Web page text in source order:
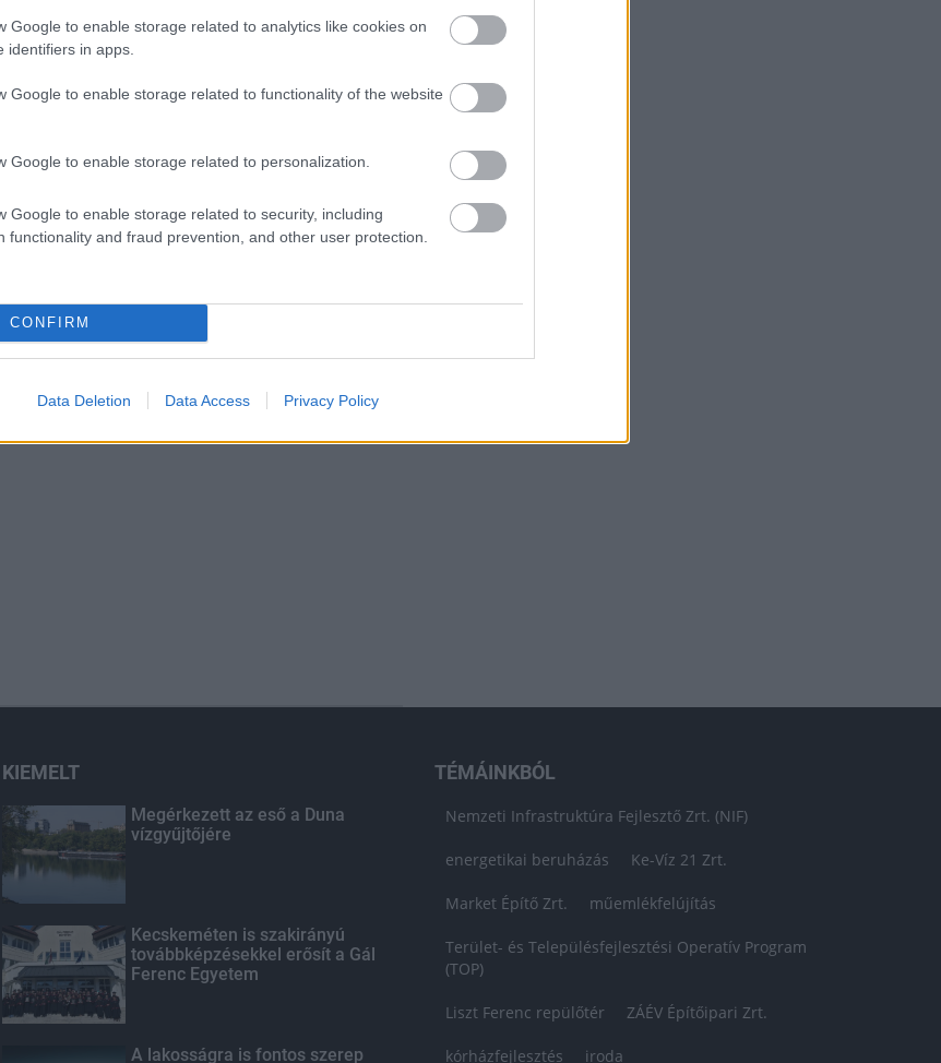
Google to enable storage related to analytics like cookies on
identifiers in apps.
Google to enable storage related to functionality of the website
Google to enable storage related to personalization.
Google to enable storage related to security, including
functionality and fraud prevention, and other user protection.
CONFIRM
Data Deletion Data Access Privacy Policy
társaság.
KIEMELT
Megérkezett az eső a Duna
vízgyűjtőjére
Kecskeméten is szakirányú
továbbképzésekkel erősít a Gál
Ferenc Egyetem
A lakosságra is fontos szerep
TÉMÁINKBÓL
Nemzeti Infrastruktúra Fejlesztő Zrt. (NIF)
energetikai beruházás Ke-Víz 21 Zrt.
Market Építő Zrt. műemlékfelújítás
Terület- és Településfejlesztési Operatív Program
(TOP)
Liszt Ferenc repülőtér ZÁÉV Építőipari Zrt.
kórházfejlesztés iroda